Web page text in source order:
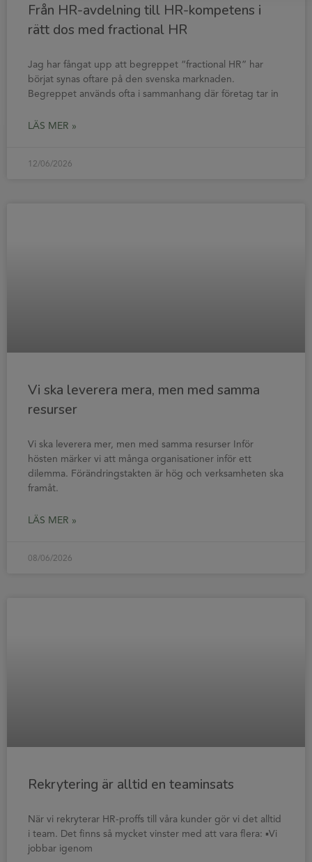
Från HR-avdelning till HR-kompetens i
rätt dos med fractional HR
Jag har fångat upp att begreppet “fractional HR” har
börjat synas oftare på den svenska marknaden.
Begreppet används ofta i sammanhang där företag tar in
LÄS MER »
12/06/2026
Vi ska leverera mera, men med samma
resurser
Vi ska leverera mer, men med samma resurser Inför
hösten märker vi att många organisationer inför ett
dilemma. Förändringstakten är hög och verksamheten ska
framåt.
LÄS MER »
08/06/2026
Rekrytering är alltid en teaminsats
När vi rekryterar HR-proffs till våra kunder gör vi det alltid
i team. Det finns så mycket vinster med att vara flera: ▪️Vi
jobbar igenom